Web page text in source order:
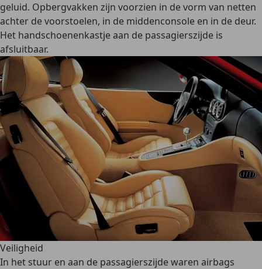
geluid. Opbergvakken zijn voorzien in de vorm van netten
achter de voorstoelen, in de middenconsole en in de deur.
Het handschoenenkastje aan de passagierszijde is
afsluitbaar.
Veiligheid
In het stuur en aan de passagierszijde waren airbags